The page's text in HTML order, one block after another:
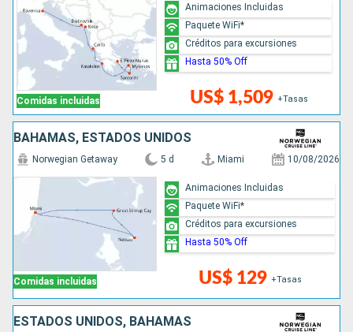
Comidas incluidas US$ 1,509 +Tasas
Animaciones Incluidas
Paquete WiFi*
Créditos para excursiones
Hasta 50% Off
BAHAMAS, ESTADOS UNIDOS
Comidas incluidas
Norwegian Getaway 5 d Miami 10/08/2026
US$ 129 +Tasas
Animaciones Incluidas
Paquete WiFi*
Créditos para excursiones
Hasta 50% Off
ESTADOS UNIDOS, BAHAMAS